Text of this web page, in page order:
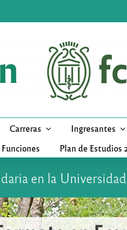
Carreras Ingresantes
Plan de Estudios
en la